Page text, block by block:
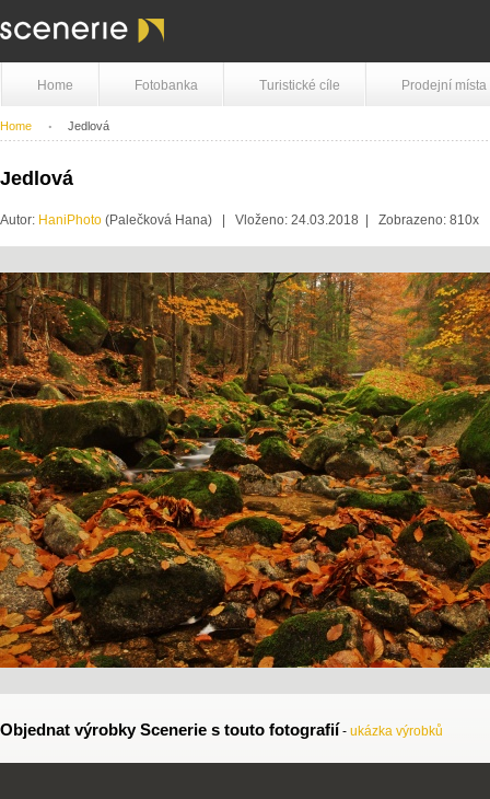
Home Fotobanka Turistické cíle Prodejní místa
Home Jedlová
Jedlová
Autor: HaniPhoto (Palečková Hana) | Vloženo: 24.03.2018 | Zobrazeno: 810x
Objednat výrobky Scenerie s touto fotografií - ukázka výrobků